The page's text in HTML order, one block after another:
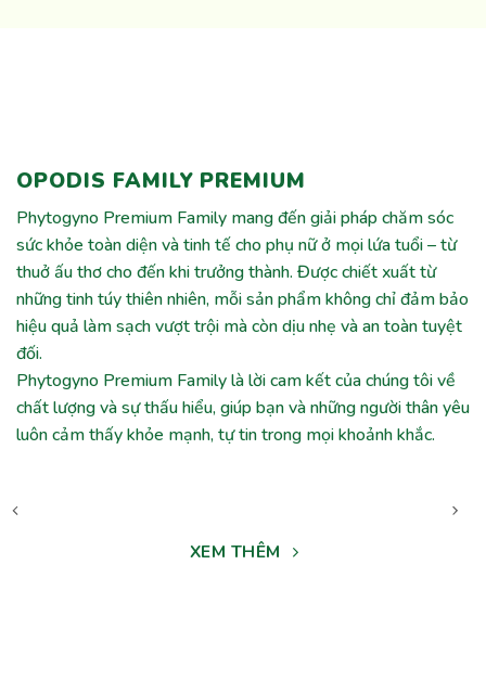
OPODIS FAMILY PREMIUM
Phytogyno Premium Family mang đến giải pháp chăm sóc
sức khỏe toàn diện và tinh tế cho phụ nữ ở mọi lứa tuổi – từ
thuở ấu thơ cho đến khi trưởng thành. Được chiết xuất từ
những tinh túy thiên nhiên, mỗi sản phẩm không chỉ đảm bảo
hiệu quả làm sạch vượt trội mà còn dịu nhẹ và an toàn tuyệt
đối.
Phytogyno Premium Family là lời cam kết của chúng tôi về
chất lượng và sự thấu hiểu, giúp bạn và những người thân yêu
luôn cảm thấy khỏe mạnh, tự tin trong mọi khoảnh khắc.
XEM THÊM